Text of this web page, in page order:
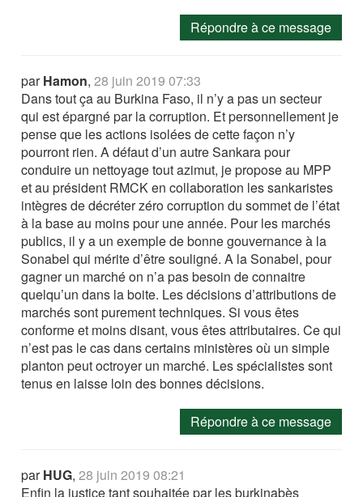
Répondre à ce message
parHamon,28 juin 2019 07:33
Dans tout ça au Burkina Faso, il n’y a pas un secteur
qui est épargné par la corruption. Et personnellement je
pense que les actions isolées de cette façon n’y
pourront rien. A défaut d’un autre Sankara pour
conduire un nettoyage tout azimut, je propose au MPP
et au président RMCK en collaboration les sankaristes
intègres de décréter zéro corruption du sommet de l’état
à la base au moins pour une année. Pour les marchés
publics, il y a un exemple de bonne gouvernance à la
Sonabel qui mérite d’être souligné. A la Sonabel, pour
gagner un marché on n’a pas besoin de connaitre
quelqu’un dans la boite. Les décisions d’attributions de
marchés sont purement techniques. Si vous êtes
conforme et moins disant, vous êtes attributaires. Ce qui
n’est pas le cas dans certains ministères où un simple
planton peut octroyer un marché. Les spécialistes sont
tenus en laisse loin des bonnes décisions.
Répondre à ce message
parHUG,28 juin 2019 08:21
Enfin la justice tant souhaitée par les burkinabès